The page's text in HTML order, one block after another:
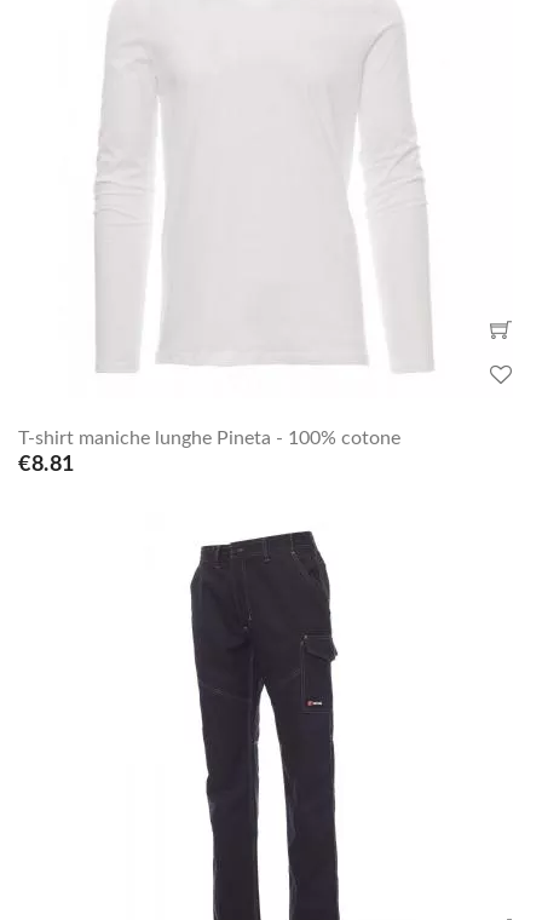
T-shirt maniche lunghe Pineta - 100% cotone
€8.81